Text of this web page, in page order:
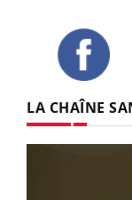
LA CHAÎNE